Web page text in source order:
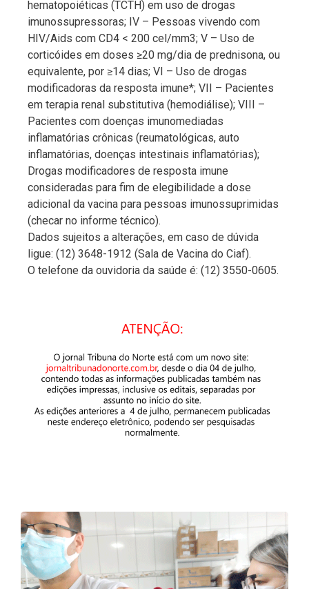
hematopoiéticas (TCTH) em uso de drogas
imunossupressoras; IV – Pessoas vivendo com
HIV/Aids com CD4 < 200 cel/mm3; V – Uso de
corticóides em doses ≥20 mg/dia de prednisona, ou
equivalente, por ≥14 dias; VI – Uso de drogas
modificadoras da resposta imune*; VII – Pacientes
em terapia renal substitutiva (hemodiálise); VIII –
Pacientes com doenças imunomediadas
inflamatórias crônicas (reumatológicas, auto
inflamatórias, doenças intestinais inflamatórias);
Drogas modificadores de resposta imune
consideradas para fim de elegibilidade a dose
adicional da vacina para pessoas imunossuprimidas
(checar no informe técnico).
Dados sujeitos a alterações, em caso de dúvida
ligue: (12) 3648-1912 (Sala de Vacina do Ciaf).
O telefone da ouvidoria da saúde é: (12) 3550-0605.